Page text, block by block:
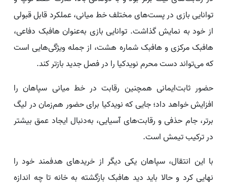
توانایی بازی در پست‌های مختلف خط میانی، عملکرد قابل قبولی
از خود به نمایش گذاشت. توانایی بازی به‌عنوان هافبک دفاعی،
هافبک مرکزی و هافبک شماره هشت، از جمله ویژگی‌هایی است
که می‌تواند دست محرم نویدکیا را در فصل جدید بازتر کند.
حضور ثابت‌ایمانی همچنین رقابت در خط میانی سپاهان را
افزایش خواهد داد؛ جایی که نویدکیا برای حضور هم‌زمان در لیگ
برتر، جام حذفی و رقابت‌های آسیایی، به‌دنبال ایجاد عمق بیشتر
در ترکیب تیمش است.
با این انتقال، سپاهان یکی دیگر از خریدهای هدفمند خود را
نهایی کرد و حالا باید دید هافبک بازگشته به خانه تا چه اندازه